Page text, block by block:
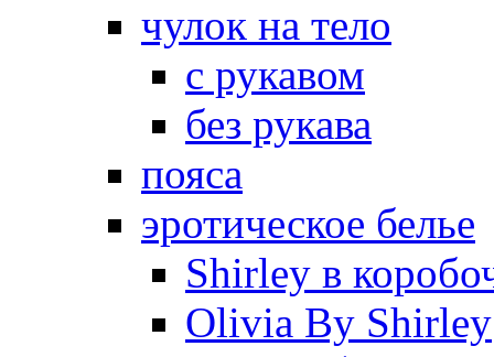
чулок на тело
с рукавом
без рукава
пояса
эротическое белье
Shirley в
Olivia By Shirley